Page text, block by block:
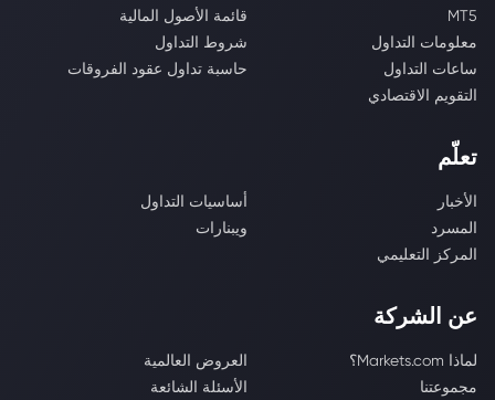
MT5
قائمة الأصول المالية
معلومات التداول
شروط التداول
ساعات التداول
حاسبة تداول عقود الفروقات
التقويم الاقتصادي
تعلّم
الأخبار
أساسيات التداول
المسرد
ويبنارات
المركز التعليمي
عن الشركة
لماذا Markets.com؟
العروض العالمية
مجموعتنا
الأسئلة الشائعة